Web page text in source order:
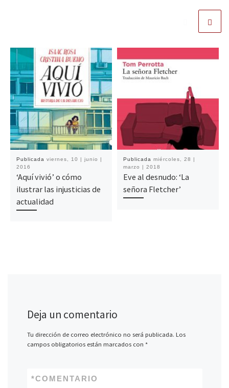
Publicada viernes, 10 | junio |
2016
‘Aquí vivió’ o cómo
ilustrar las injusticias de
actualidad
Publicada miércoles, 28 |
marzo | 2018
Eve al desnudo: ‘La
señora Fletcher’
Deja un comentario
Tu dirección de correo electrónico no será publicada. Los
campos obligatorios están marcados con *
COMENTARIO
*